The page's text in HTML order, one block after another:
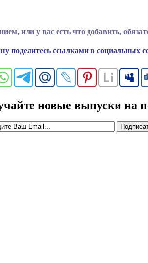
или у вас есть что добавить,
поделитесь ссылками в социальных
новые выпуски на